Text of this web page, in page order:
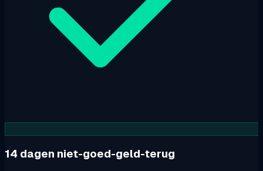
14 dagen niet-goed-geld-terug